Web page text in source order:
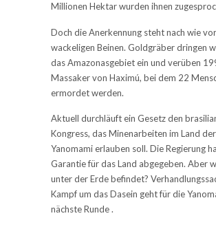
Millionen Hektar wurden ihnen
Doch die Anerkennung steht nach wie
wackeligen Beinen. Goldgräber dringen
das Amazonasgebiet ein und verüben
Massaker von Haximú, bei dem 22
ermordet werden.
Aktuell durchläuft ein Gesetz den
Kongress, das Minenarbeiten im Land der
Yanomami erlauben soll. Die Regierung
Garantie für das Land abgegeben. Aber
unter der Erde befindet?
Kampf um das Dasein geht für die
nächste Runde .